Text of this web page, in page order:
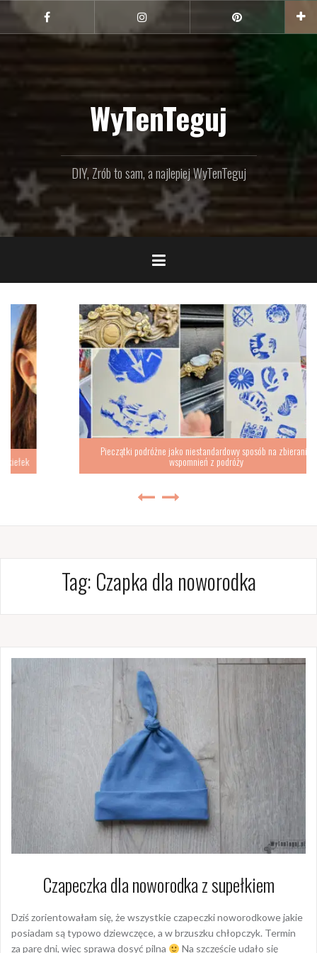
treści
Facebook Instagram
WyTenTeguj
DIY, Zrób to sam, a najlepiej WyTenTeguj
Pieczątki podróżne jako niestandardowy sposób na zbieranie
wspomnień z podróży
Tag: Czapka dla noworodka
Czapeczka dla noworodka z supełkiem
Dziś zorientowałam się, że wszystkie czapeczki noworodkowe jakie
posiadam są typowo dziewczęce, a w brzuszku chłopczyk. Termin
za parę dni, więc sprawa dosyć pilna
Na szczęście udało się